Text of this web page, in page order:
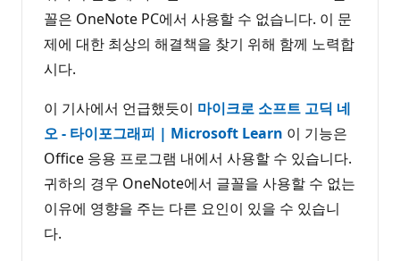
꼴은 OneNote PC에서 사용할 수 없습니다. 이 문
제에 대한 최상의 해결책을 찾기 위해 함께 노력합
시다.
이 기사에서 언급했듯이 마이크로 소프트 고딕 네
오 - 타이포그래피 | Microsoft Learn 이 기능은
Office 응용 프로그램 내에서 사용할 수 있습니다.
귀하의 경우 OneNote에서 글꼴을 사용할 수 없는
이유에 영향을 주는 다른 요인이 있을 수 있습니
다.